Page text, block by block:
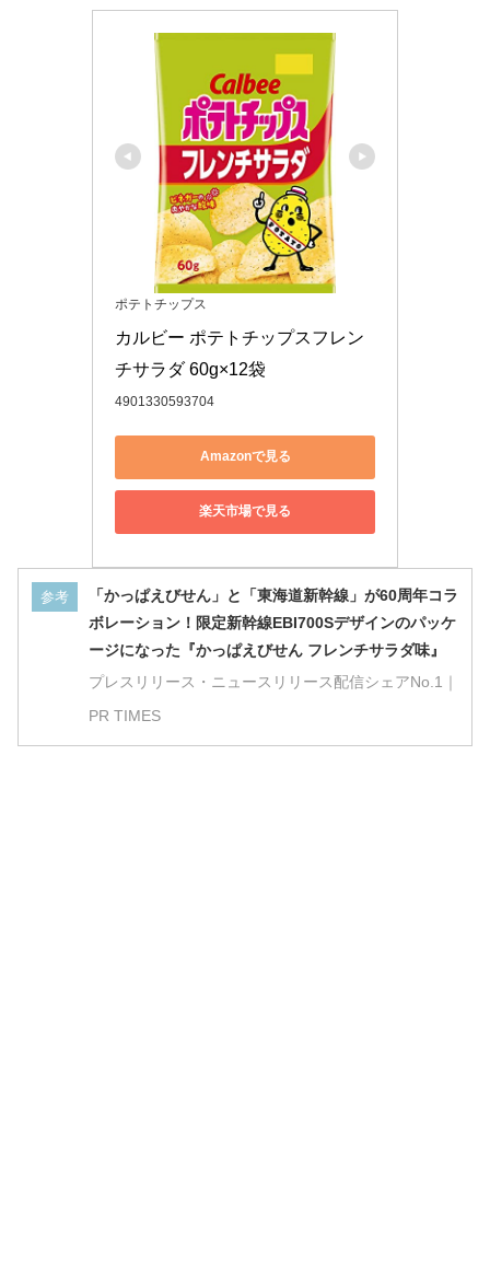
ポテトチップス
カルビー ポテトチップスフレン
チサラダ 60g×12袋
4901330593704
Amazonで見る
楽天市場で見る
参考
「かっぱえびせん」と「東海道新幹線」が60周年コラ
ボレーション！限定新幹線EBI700Sデザインのパッケ
ージになった『かっぱえびせん フレンチサラダ味』
プレスリリース・ニュースリリース配信シェアNo.1｜
PR TIMES